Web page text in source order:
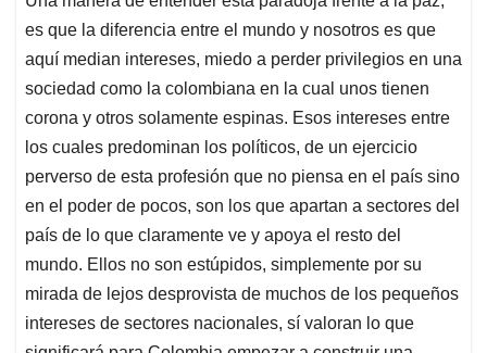
es que la diferencia entre el mundo y nosotros es que
aquí median intereses, miedo a perder privilegios en una
sociedad como la colombiana en la cual unos tienen
corona y otros solamente espinas. Esos intereses entre
los cuales predominan los políticos, de un ejercicio
perverso de esta profesión que no piensa en el país sino
en el poder de pocos, son los que apartan a sectores del
país de lo que claramente ve y apoya el resto del
mundo. Ellos no son estúpidos, simplemente por su
mirada de lejos desprovista de muchos de los pequeños
intereses de sectores nacionales, sí valoran lo que